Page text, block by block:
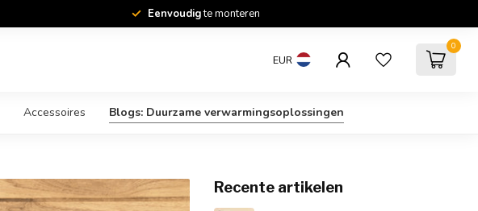
Eenvoudigte monteren
EUR
0
Accessoires Blogs: Duurzame verwarmingsoplossingen
Recente artikelen